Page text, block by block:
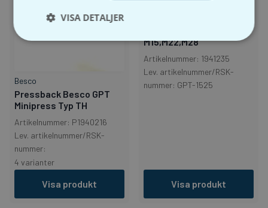
Besco
Pressback Besco GPT
Minipress Typ TH
Artikelnummer: P1940216
Lev. artikelnummer/RSK-
nummer:
4 varianter
Visa produkt
M15,M22,M28
Artikelnummer: 1941235
Lev. artikelnummer/RSK-
nummer: GPT-1525
Visa produkt
VISA DETALJER